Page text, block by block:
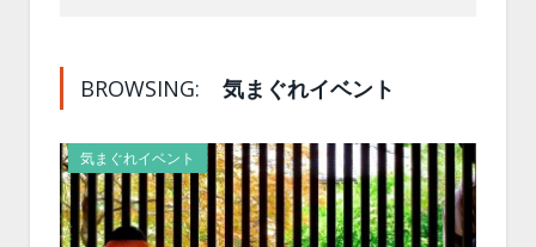
BROWSING: 気まぐれイベント
気まぐれイベント